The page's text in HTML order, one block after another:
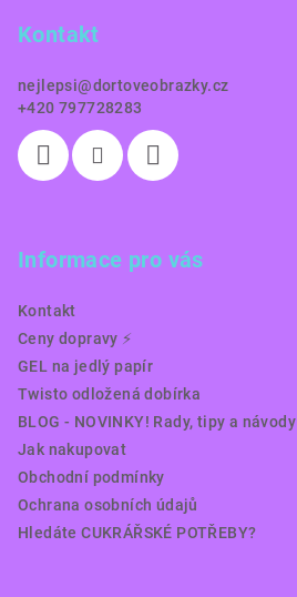
Kontakt
nejlepsi@dortoveobrazky.cz
+420 797728283
Informace pro vás
Kontakt
Ceny dopravy ⚡️
GEL na jedlý papír
Twisto odložená dobírka
BLOG - NOVINKY! Rady, tipy a návody
Jak nakupovat
Obchodní podmínky
Ochrana osobních údajů
Hledáte CUKRÁŘSKÉ POTŘEBY?